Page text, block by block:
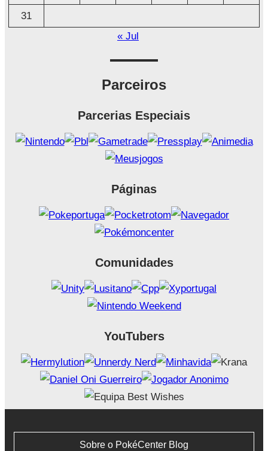
31
« Jul
Parceiros
Parcerias Especiais
Páginas
Comunidades
YouTubers
Sobre o PokéCenter Blog